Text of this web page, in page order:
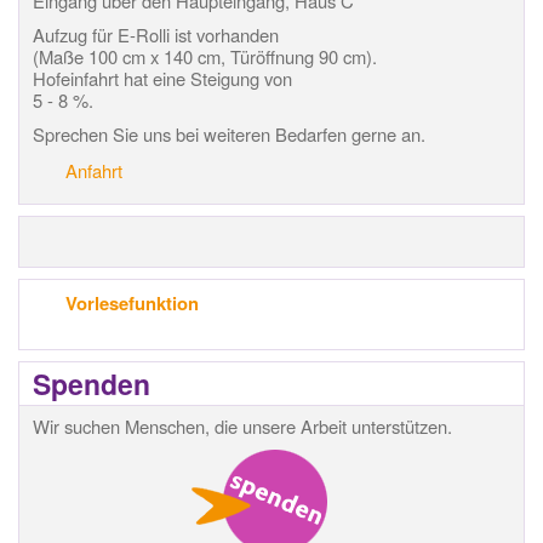
Aufzug für E-Rolli ist vorhanden
(Maße 100 cm x 140 cm, Türöffnung 90 cm).
Hofeinfahrt hat eine Steigung von
5 - 8 %.
Sprechen Sie uns bei weiteren Bedarfen gerne an.
Anfahrt
Vorlesefunktion
Spenden
Wir suchen Menschen, die unsere Arbeit unterstützen.